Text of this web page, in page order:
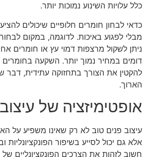
כלל עלויות השינוע נמוכות יותר.
כדאי לבחון חומרים חלופיים שיכולים
מבלי לפגוע באיכות. לדוגמה, במקום
ניתן לשקול מרצפות דמוי עץ או חומרים
דומים במחיר נמוך יותר. השקעה בחומרים
להקטין את הצורך בתחזוקה עתידית, דבר
הארוך.
אופטימיזציה של
עיצוב פנים טוב לא רק שאינו משפיע על
אלא גם יכול לסייע בשיפור הפונקציונליות
חשוב לזהות את הצרכים הפונקציונליים